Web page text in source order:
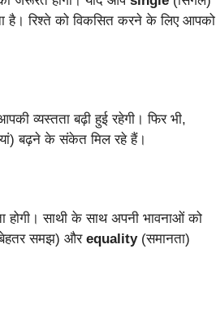
है। रिश्ते को विकसित करने के लिए आपको
व्यस्तता बढ़ी हुई रहेगी। फिर भी,
बढ़ने के संकेत मिल रहे हैं।
साथी के साथ अपनी भावनाओं को
समझ) और equality(समानता)